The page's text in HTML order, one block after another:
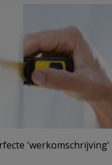
'werkomschrijving'